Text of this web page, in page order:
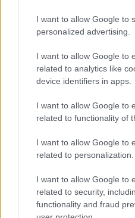
I want to allow Google to
personalized advertising.
I want to allow Google to
related to analytics like
device identifiers in apps.
I want to allow Google to
related to functionality of
I want to allow Google to
related to personalization.
I want to allow Google to
related to security,
functionality and fraud